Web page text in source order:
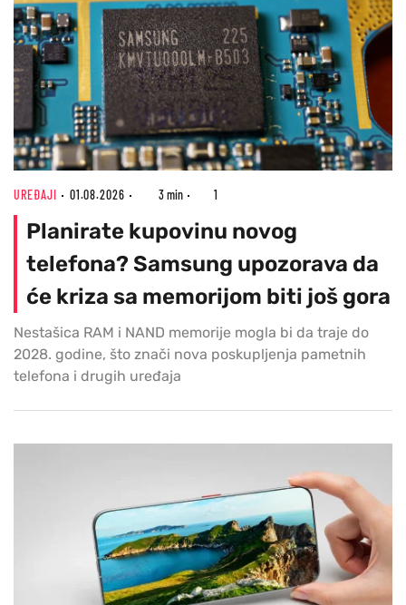
UREĐAJI 01.08.2026 3 min 1
Planirate kupovinu novog
telefona? Samsung upozorava da
će kriza sa memorijom biti još gora
Nestašica RAM i NAND memorije mogla bi da traje do
2028. godine, što znači nova poskupljenja pametnih
telefona i drugih uređaja